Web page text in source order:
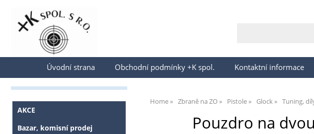
Přihlásit se
Úvodní strana Obchodní podmínky +K spol. Kontaktní informace
Home Zbraně na ZO Pistole Glock Tuning,
Pouzdro na
AKCE
Bazar, komisní prodej